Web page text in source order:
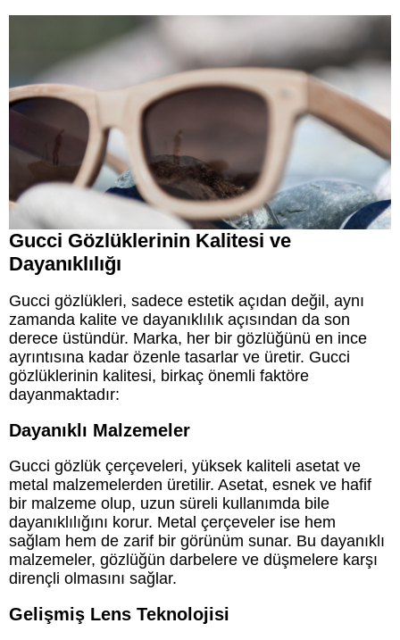
Gucci Gözlüklerinin Kalitesi ve
Dayanıklılığı
Gucci gözlükleri, sadece estetik açıdan değil, aynı
zamanda kalite ve dayanıklılık açısından da son
derece üstündür. Marka, her bir gözlüğünü en ince
ayrıntısına kadar özenle tasarlar ve üretir. Gucci
gözlüklerinin kalitesi, birkaç önemli faktöre
dayanmaktadır:
Dayanıklı Malzemeler
Gucci gözlük çerçeveleri, yüksek kaliteli asetat ve
metal malzemelerden üretilir. Asetat, esnek ve hafif
bir malzeme olup, uzun süreli kullanımda bile
dayanıklılığını korur. Metal çerçeveler ise hem
sağlam hem de zarif bir görünüm sunar. Bu dayanıklı
malzemeler, gözlüğün darbelere ve düşmelere karşı
dirençli olmasını sağlar.
Gelişmiş Lens Teknolojisi